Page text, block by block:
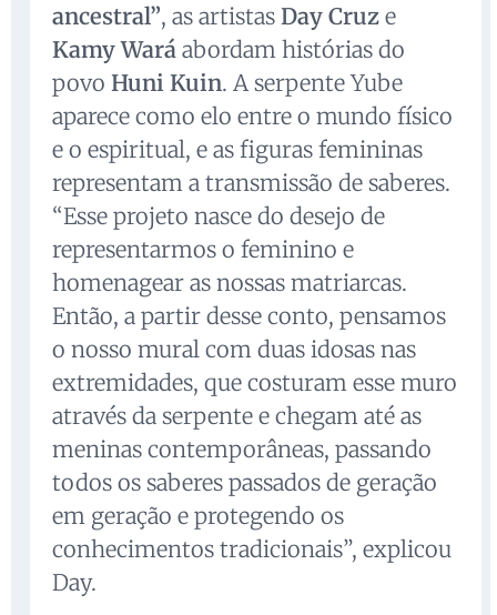
ancestral”, as artistas Day Cruz e
Kamy Wará abordam histórias do
povo Huni Kuin. A serpente Yube
aparece como elo entre o mundo físico
e o espiritual, e as figuras femininas
representam a transmissão de saberes.
“Esse projeto nasce do desejo de
representarmos o feminino e
homenagear as nossas matriarcas.
Então, a partir desse conto, pensamos
o nosso mural com duas idosas nas
extremidades, que costuram esse muro
através da serpente e chegam até as
meninas contemporâneas, passando
todos os saberes passados de geração
em geração e protegendo os
conhecimentos tradicionais”, explicou
Day.